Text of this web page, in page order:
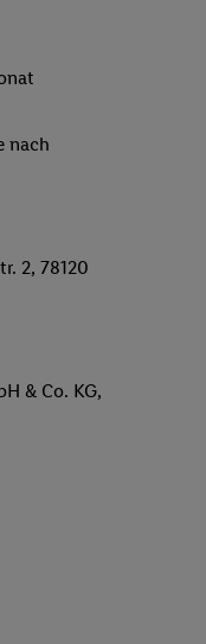
nach
2, 78120
& Co. KG,